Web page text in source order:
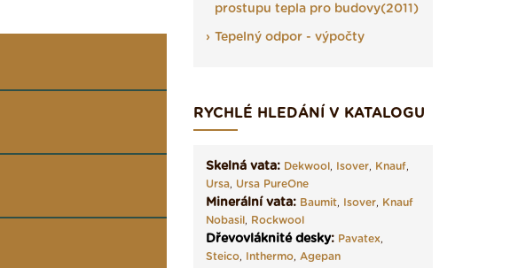
prostupu tepla pro budovy(2011)
Tepelný odpor - výpočty
RYCHLÉ HLEDÁNÍ V KATALOGU
Skelná vata: Dekwool, Isover, Knauf,
Ursa, Ursa PureOne
Minerální vata: Baumit, Isover, Knauf
Nobasil, Rockwool
Dřevovláknité desky: Pavatex,
Steico, Inthermo, Agepan